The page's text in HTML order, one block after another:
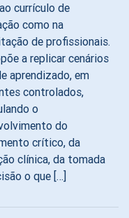
currículo de
como na
de profissionais.
a replicar cenários
aprendizado, em
controlados,
o
do
crítico, da
clínica, da tomada
o que […]